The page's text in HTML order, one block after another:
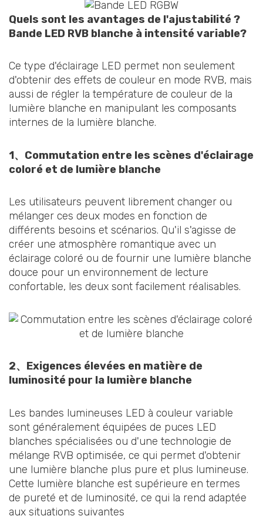
Quels sont les avantages de l'ajustabilité ?
Bande LED RVB blanche à intensité variable?
Ce type d'éclairage LED permet non seulement
d'obtenir des effets de couleur en mode RVB, mais
aussi de régler la température de couleur de la
lumière blanche en manipulant les composants
internes de la lumière blanche.
1、 Commutation entre les scènes d'éclairage
coloré et de lumière blanche
Les utilisateurs peuvent librement changer ou
mélanger ces deux modes en fonction de
différents besoins et scénarios. Qu'il s'agisse de
créer une atmosphère romantique avec un
éclairage coloré ou de fournir une lumière blanche
douce pour un environnement de lecture
confortable, les deux sont facilement réalisables.
2、 Exigences élevées en matière de
luminosité pour la lumière blanche
Les bandes lumineuses LED à couleur variable
sont généralement équipées de puces LED
blanches spécialisées ou d'une technologie de
mélange RVB optimisée, ce qui permet d'obtenir
une lumière blanche plus pure et plus lumineuse.
Cette lumière blanche est supérieure en termes
de pureté et de luminosité, ce qui la rend adaptée
aux situations suivantes